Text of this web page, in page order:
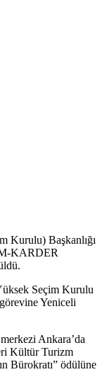
Kurulu) Başkanlığı
KARDER
Seçim Kurulu
Yeniceli
Ankara’da
Kültür Turizm
Bürokratı” ödülüne